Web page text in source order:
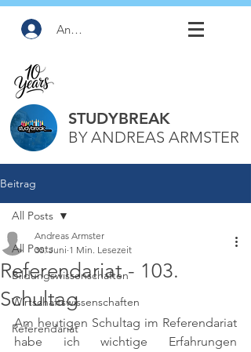
Anmelden
STUDYBREAK
BY ANDREAS ARMSTER
Beitrag
All Posts
Bildungswissenschaften
Wirtschaftswissenschaften
Referendariat
All Posts
Referendariat - 103.
Schultag
Andreas Armster
30. Juni 1 Min. Lesezeit
Am heutigen Schultag im Referendariat
habe ich wichtige Erfahrungen